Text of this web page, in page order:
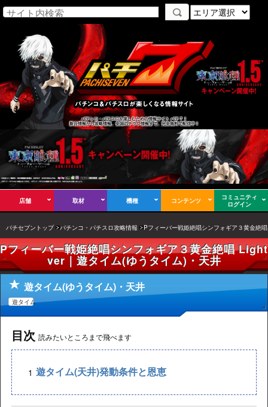
パチンコ・パチスロを楽しむための情報サイト パチ７！
新台情報から攻略情報、全国のチラシ情報まで、完全無料で配信中！
店舗 取材 機種 コンテンツ
コミュニティ
ログイン
パチセブントップ パチンコ・パチスロ攻略情報 Pフィーバー戦姫絶唱シンフォギア３黄金絶
Pフィーバー戦姫絶唱シンフォギア３黄金絶唱 Light
ver｜遊タイム(ゆうタイム)・天井
遊タイム(ゆうタイム)・天井
遊タイム
目次 読みたいところまで飛べます
遊タイム(天井)発動条件と恩恵